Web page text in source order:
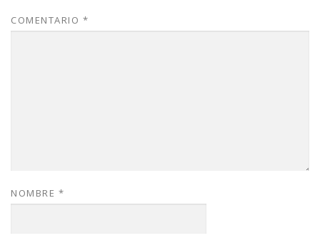
COMENTARIO *
NOMBRE *